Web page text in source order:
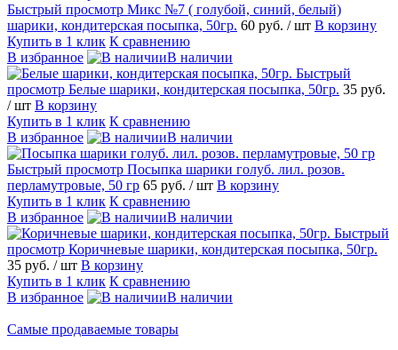
Быстрый просмотр Микс №7 ( голубой, синий, белый)
шарики, кондитерская посыпка, 50гр. 60 руб. / шт В корзину
Купить в 1 клик К сравнению
В избранное
В наличии
Быстрый
просмотр Белые шарики, кондитерская посыпка, 50гр. 35 руб.
/ шт В корзину
Купить в 1 клик К сравнению
В избранное
В наличии
Быстрый просмотр Посыпка шарики голуб. лил. розов.
перламутровые, 50 гр 65 руб. / шт В корзину
Купить в 1 клик К сравнению
В избранное
В наличии
Быстрый
просмотр Коричневые шарики, кондитерская посыпка, 50гр.
35 руб. / шт В корзину
Купить в 1 клик К сравнению
В избранное
В наличии
Самые продаваемые товары